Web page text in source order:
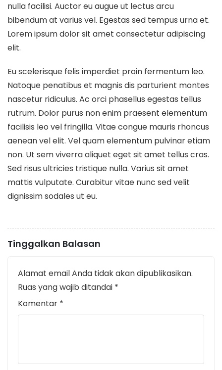
nulla facilisi. Auctor eu augue ut lectus arcu
bibendum at varius vel. Egestas sed tempus urna et.
Lorem ipsum dolor sit amet consectetur adipiscing
elit.
Eu scelerisque felis imperdiet proin fermentum leo.
Natoque penatibus et magnis dis parturient montes
nascetur ridiculus. Ac orci phasellus egestas tellus
rutrum. Dolor purus non enim praesent elementum
facilisis leo vel fringilla. Vitae congue mauris rhoncus
aenean vel elit. Vel quam elementum pulvinar etiam
non. Ut sem viverra aliquet eget sit amet tellus cras.
Sed risus ultricies tristique nulla. Varius sit amet
mattis vulputate. Curabitur vitae nunc sed velit
dignissim sodales ut eu.
Tinggalkan Balasan
Alamat email Anda tidak akan dipublikasikan.
Ruas yang wajib ditandai *
Komentar *